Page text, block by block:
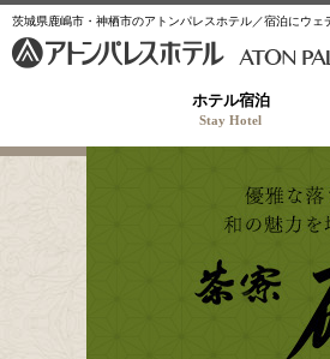
茨城県鹿嶋市・神栖市のアトンパレスホテル／宿泊にウ
ホテル宿泊
Stay Hotel